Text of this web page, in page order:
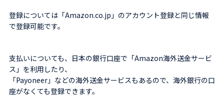
登録については「Amazon.co.jp」のアカウント登録と同じ情報
で登録可能です。
支払いについても、日本の銀行口座で「Amazon海外送金サービ
ス」を利用したり、
「Payoneer」などの海外送金サービスもあるので、海外銀行の口
座がなくても登録できます。